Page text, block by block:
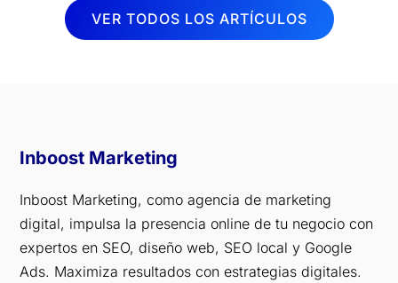
VER TODOS LOS ARTÍCULOS
Inboost Marketing
Inboost Marketing, como agencia de marketing
digital, impulsa la presencia online de tu negocio con
expertos en SEO, diseño web, SEO local y Google
Ads. Maximiza resultados con estrategias digitales.